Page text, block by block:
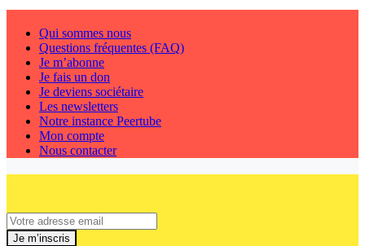
Qui sommes nous
Questions fréquentes (FAQ)
Je m’abonne
Je fais un don
Je deviens sociétaire
Les newsletters
Notre instance Peertube
Mon compte
Nous contacter
Je m’inscris